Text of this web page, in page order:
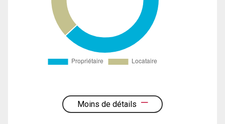
Moins de détails